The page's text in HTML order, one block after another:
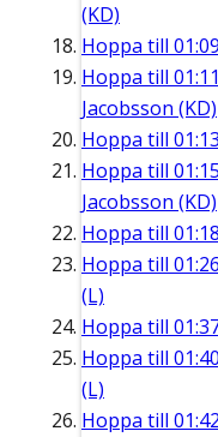
(KD)
Hoppa till
Hoppa till
Jacobsson (KD)
Hoppa till
Hoppa till
Jacobsson (KD)
Hoppa till
Hoppa till
(L)
Hoppa till
Hoppa till
(L)
Hoppa till